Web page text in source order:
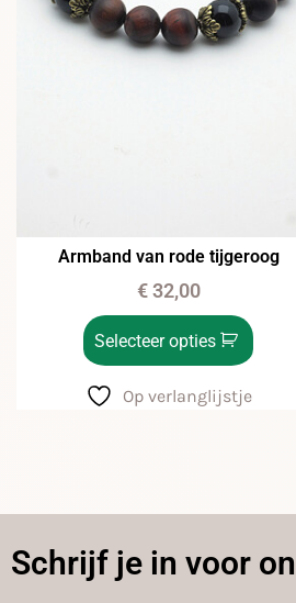
Armband van rode tijgeroog
€32,00
Selecteer opties
Op verlanglijstje
Schrijf je in voor